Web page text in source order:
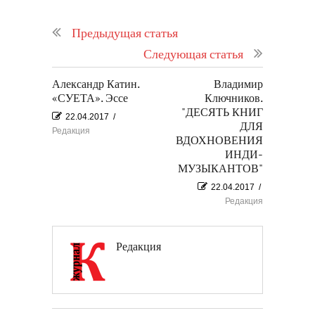
Предыдущая статья
Следующая статья
Александр Катин.
«СУЕТА». Эссе
22.04.2017 /
Редакция
Владимир
Ключников.
"ДЕСЯТЬ КНИГ
ДЛЯ
ВДОХНОВЕНИЯ
ИНДИ-
МУЗЫКАНТОВ"
22.04.2017 /
Редакция
Редакция